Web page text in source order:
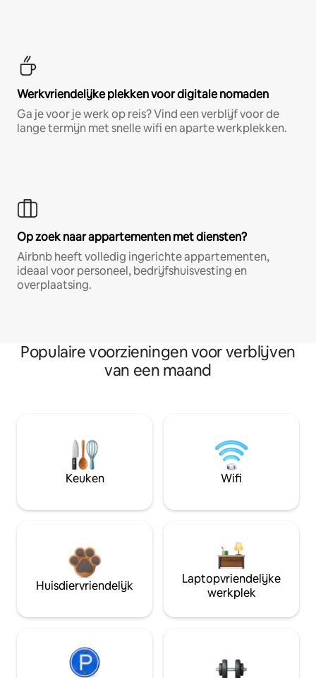
Werkvriendelijke plekken voor digitale nomaden
Ga je voor je werk op reis? Vind een verblijf voor de
lange termijn met snelle wifi en aparte werkplekken.
Op zoek naar appartementen met diensten?
Airbnb heeft volledig ingerichte appartementen,
ideaal voor personeel, bedrijfshuisvesting en
overplaatsing.
Populaire voorzieningen voor verblijven
van een maand
Keuken Wifi
Huisdiervriendelijk
Laptopvriendelijke
werkplek